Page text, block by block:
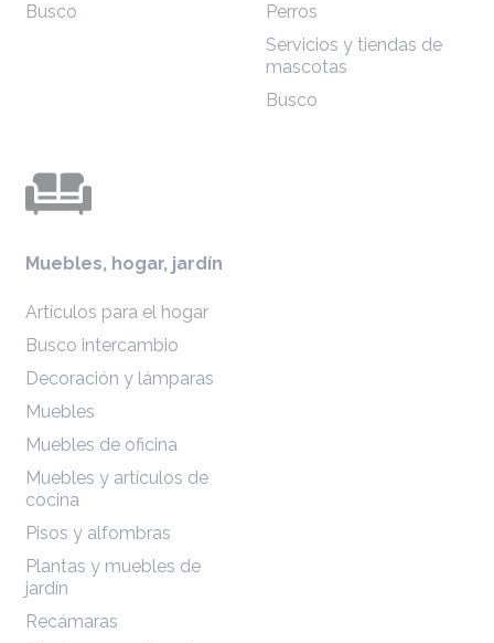
Busco
Perros
Servicios y tiendas de
mascotas
Busco
Muebles, hogar, jardín
Artículos para el hogar
Busco intercambio
Decoración y lámparas
Muebles
Muebles de oficina
Muebles y artículos de
cocina
Pisos y alfombras
Plantas y muebles de
jardín
Recámaras